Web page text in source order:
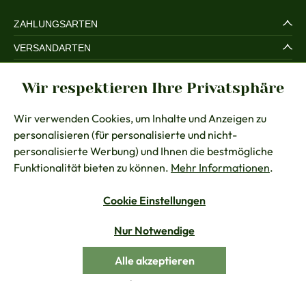
ZAHLUNGSARTEN
VERSANDARTEN
RECHTLICHES
BERATUNG
KONTAKT
Vertrag widerrufen
Alle Preise inkl. gesetzl. Mehrwertsteuer zzgl.
© Chiemseer Dirndl & Tracht
Wir respektieren Ihre Privatsphäre
Wir verwenden Cookies, um Inhalte und Anzeigen zu
personalisieren (für personalisierte und nicht-
personalisierte Werbung) und Ihnen die bestmögliche
Funktionalität bieten zu können. Mehr Informationen.
Cookie Einstellungen
Nur Notwendige
Alle akzeptieren